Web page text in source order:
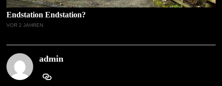
Endstation Endstation?
VOR 2 JAHREN
admin